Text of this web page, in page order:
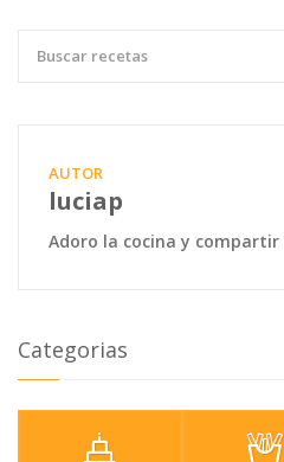
AUTOR
luciap
Adoro la cocina y compartir
Categorias